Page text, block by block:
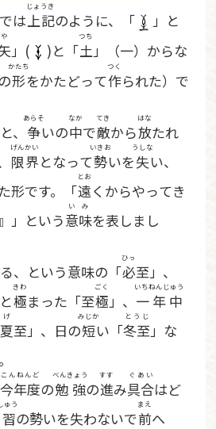
では上記
じょうき
のように、「
」と
や
」( )と「土
つち
」（一）からな
形
かたち
をかたどって作
つく
られた）で
、 争
あらそ
いの中
なか
で敵
てき
から放
はな
たれ
限界
げんかい
となって勢
いきお
いを失
うしな
い、
形です。「遠
とお
くからやってき
」という意味
いみ
を表しまし
る、という意味の「必
ひっ
至」、
極
きわ
まった「至極
ごく
」、 一年中
いちねんじゅう
夏
げ
至」、日の短
みじか
い「冬至
とうじ
」な
今年度
こんねんど
の勉強
べんきょう
の進
すす
み具合
ぐあい
はど
ゅう
の勢いを失わないで前
まえ
へ